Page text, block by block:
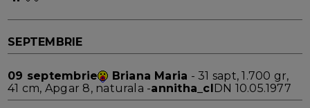
SEPTEMBRIE
09 septembrie Briana Maria - 31 sapt, 1.700 gr,
41 cm, Apgar 8, naturala -annitha_clDN 10.05.1977